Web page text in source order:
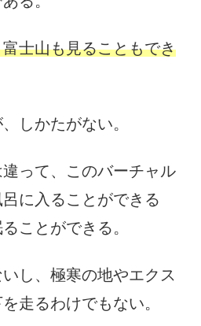
士山も見ることもでき
しかたがない。
って、このバーチャル
に入ることができる
ことができる。
し、極寒の地やエクス
走るわけでもない。